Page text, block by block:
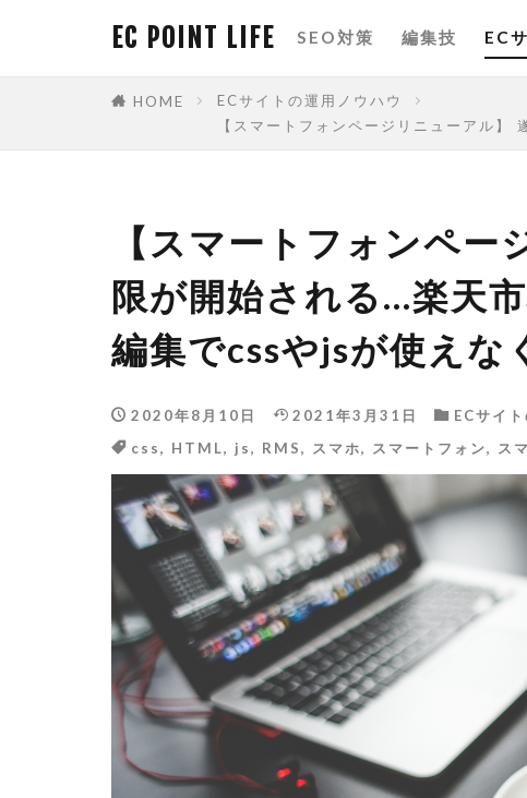
EC POINT LIFE SEO対策 編集技 EC
HOME
ECサイトの運用ノウハウ
【スマートフォンページリニューアル
【スマートフォンペー
限が開始される…楽天
編集でcssやjsが使えな
2020年8月10日 2021年3月31日 ECサイ
css, HTML, js, RMS, スマホ, スマートフォン, ス
カテゴリー
amazon
csvファイル
eコマース
RMS SEO
SEO対策
お買い物マラソン
カテゴリページ
スマホ スマ
スーパーSALEサー
データ解析
ヤフーショッピン
ヤフーショッピン
レスポンシブ